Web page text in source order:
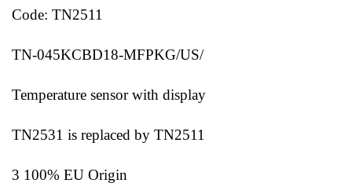
Code: TN2511
TN-045KCBD18-MFPKG/US/
Temperature sensor with display
TN2531 is replaced by TN2511
3 100% EU Origin